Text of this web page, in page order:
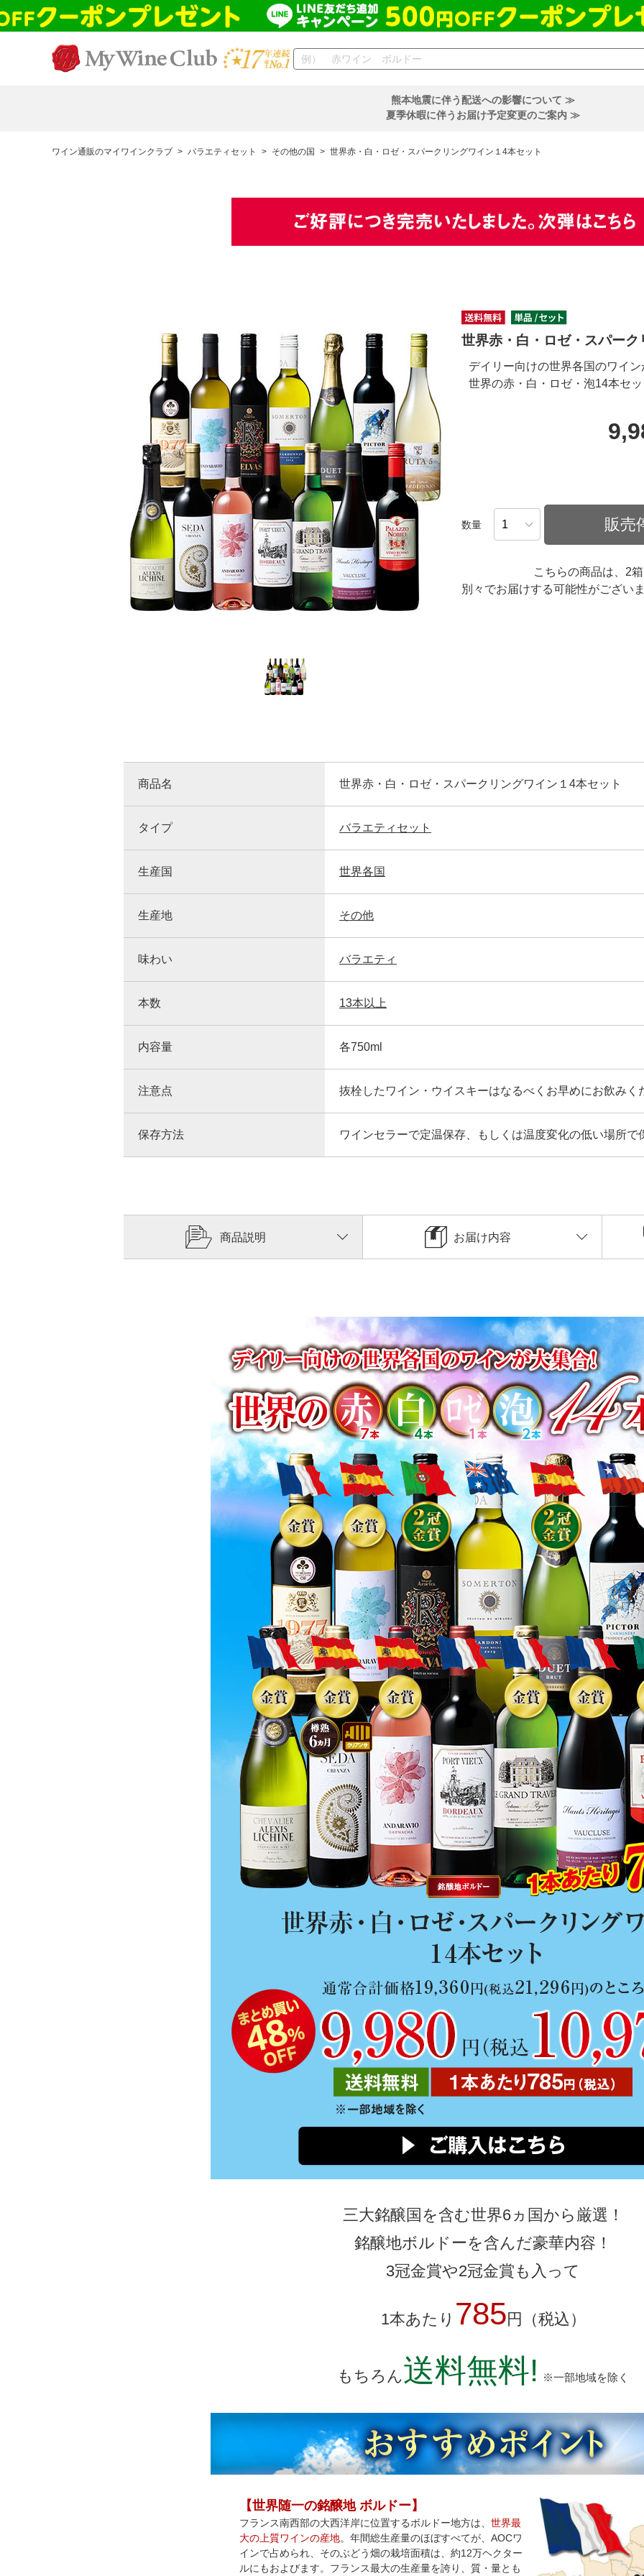
熊本地震に伴う配送への影響について ≫
夏季休暇に伴うお届け予定変更のご案内 ≫
ワイン通販のマイワインクラブ > バラエティセット > その他の国 > 世界赤・白・ロゼ・スパークリングワイン１4本セット
世界赤・白・ロゼ・スパー
デイリー向けの世界各国のワイン
世界の赤・白・ロゼ・泡14本セッ
数量 販売
こちらの商品は、2
別々でお届けする可能性がござい
商品名 世界赤・白・ロゼ・スパークリングワイン１4本セット
タイプ バラエティセット
生産国 世界各国
生産地 その他
味わい バラエティ
本数 13本以上
内容量 各750ml
注意点 抜栓したワイン・ウイスキーはなるべくお早めにお飲みく
保存方法 ワインセラーで定温保存、もしくは温度変化の低い場所で
商品説明 お届け内容
三大銘醸国を含む世界6ヵ国から厳選！
銘醸地ボルドーを含んだ豪華内容！
3冠金賞や2冠金賞も入って
1本あたり 785 円（税込）
もちろん送料無料! ※一部地域を除く
【世界随一の銘醸地 ボルドー】
フランス南西部の大西洋岸に位置するボルドー地方は、 世界最
大の上質ワインの産地。年間総生産量のほぼすべてが、AOCワ
インで占められ、そのぶどう畑の栽培面積は、約12万ヘクター
ルにもおよびます。フランス最大の生産量を誇り、質・量とも